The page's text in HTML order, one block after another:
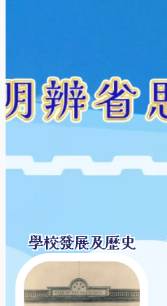
學校發展及歷史